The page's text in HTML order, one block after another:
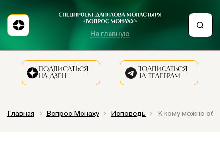
На главную
ПОДПИСАТЬСЯ
НА ДЗЕН
ПОДПИСАТЬСЯ
НА ТЕЛЕГРАМ
Главная Вопрос Монаху Исповедь К кому можно